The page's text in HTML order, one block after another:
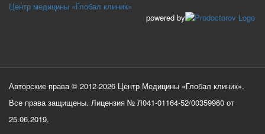
Центр медицины «Глобал клиник»
powered by
Авторские права © 2012-2026 Центр Медицины «Глобал клиник».
Все права защищены. Лицензия № Л041-01164-52/00359960 от
25.06.2019.